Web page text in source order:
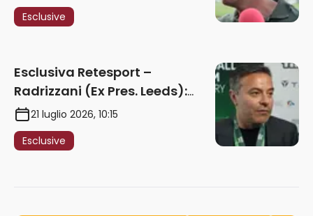
maturare esperienza per
giocare nella Roma”
Esclusive
Esclusiva Retesport –
Radrizzani (Ex Pres. Leeds):
“Summerville ragazzo
speciale, in Italia con Gasp
può esplodere
21 luglio 2026, 10:15
Esclusive